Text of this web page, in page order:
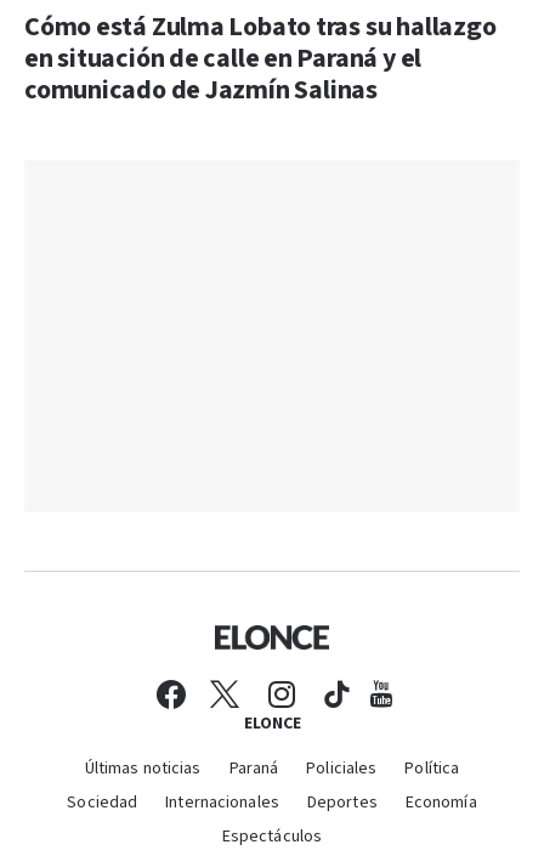
Cómo está Zulma Lobato tras su hallazgo
en situación de calle en Paraná y el
comunicado de Jazmín Salinas
ELONCE
Últimas noticias Paraná Policiales
Política
Sociedad
Internacionales Deportes
Economía
Espectáculos